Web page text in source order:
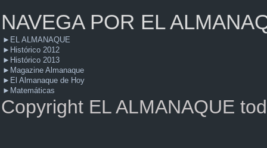
NAVEGA POR EL
► EL ALMANAQUE
► Histórico 2012
► Histórico 2013
► Magazine Almanaque
► El Almanaque de Hoy
► Matemáticas
Copyright EL ALMANAQUE